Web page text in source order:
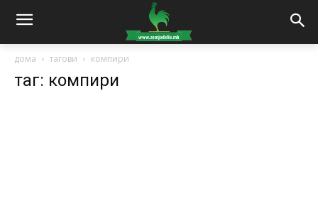
дома тагови компири
таг: компири